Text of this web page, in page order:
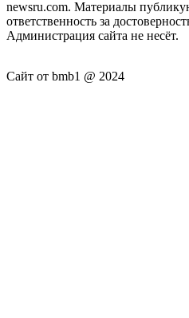
newsru.com. Материалы
ответственность за
Администрация сайта не несёт.
Сайт от bmb1 @ 2024